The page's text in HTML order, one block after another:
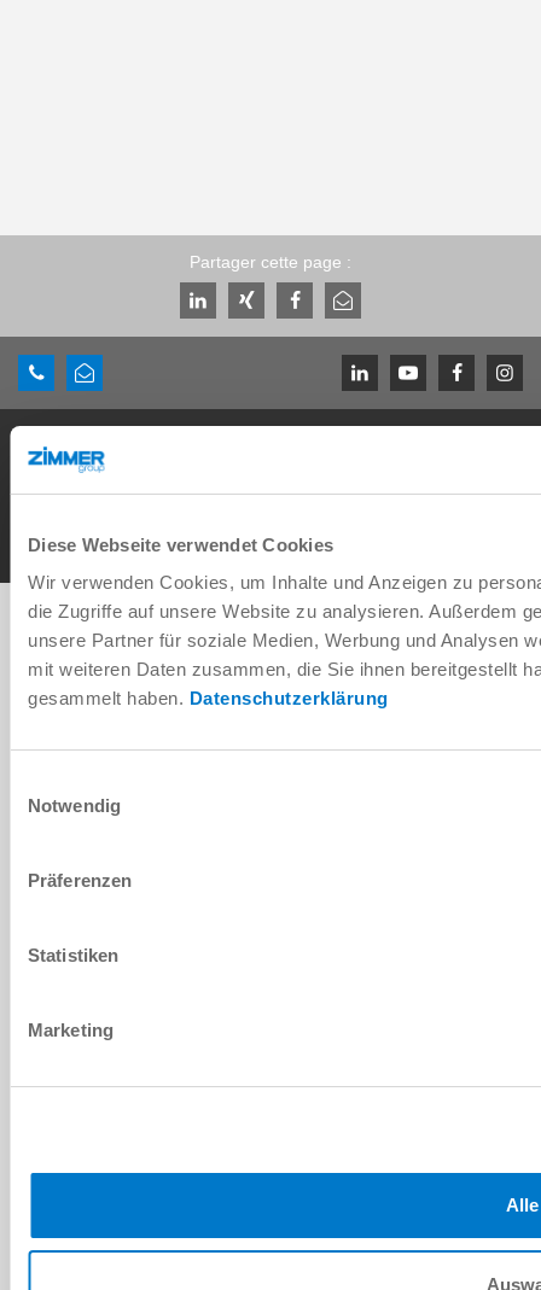
Diese Webseite verwendet Cookies
Wir verwenden Cookies, um Inhalte und Anzeigen zu
die Zugriffe auf unsere Website zu analysieren. Außerdem
unsere Partner für soziale Medien, Werbung und Analysen
mit weiteren Daten zusammen, die Sie ihnen bereitgestellt
gesammelt haben. Datenschutzerklärung
Notwendig
Präferenzen
Statistiken
Marketing
Partager cette page :
Copyright © ZIMMER GROUP 2026